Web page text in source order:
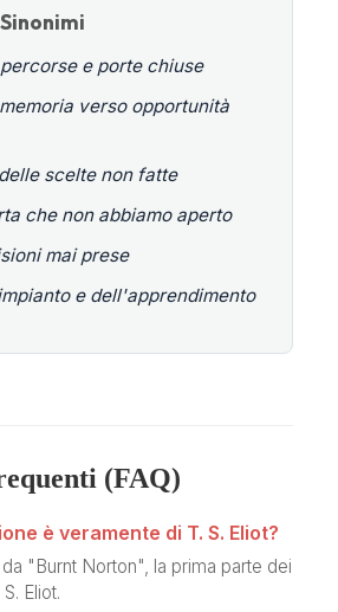
e porte chiuse
verso opportunità
scelte non fatte
che non abbiamo aperto
mai prese
e dell'apprendimento
(FAQ)
è veramente di T. S. Eliot?
"Burnt Norton", la prima parte dei
Eliot.